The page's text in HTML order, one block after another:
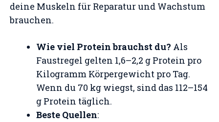
deine Muskeln für Reparatur und Wachstum
brauchen.
Wie viel Protein brauchst du? Als
Faustregel gelten 1,6–2,2 g Protein pro
Kilogramm Körpergewicht pro Tag.
Wenn du 70 kg wiegst, sind das 112–154
g Protein täglich.
Beste Quellen: